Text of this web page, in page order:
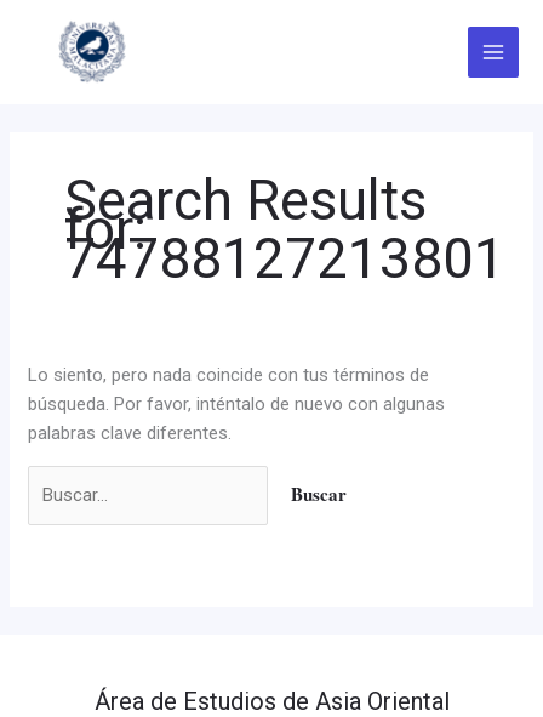
contenido
Search Results
for:
74788127213801
Lo siento, pero nada coincide con tus términos de
búsqueda. Por favor, inténtalo de nuevo con algunas
palabras clave diferentes.
Área de Estudios de Asia Oriental